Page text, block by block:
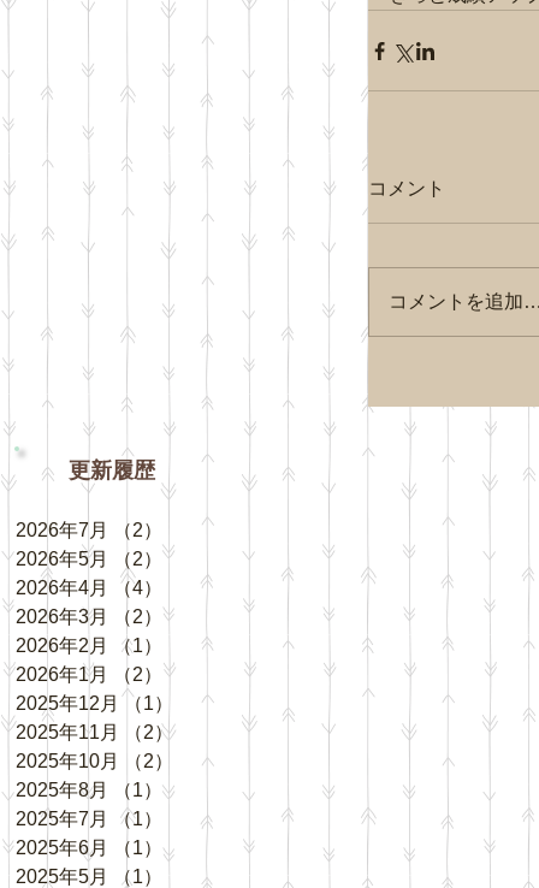
コメント
コメントを追加
更新履歴
2026年7月 （2）
2件の記事
2026年5月
（2） 2件の記事
2026年4月
（4）
4件の記事
2026年3月
（2） 2件の記事
2026年2月
（1）
1件の記事
2026年1月
（2） 2件の記事
2025年12月
（1）
1件の記事
2025年11月
（2）2件の記事
2025年10月
（2）
2件の記事
2025年8月
（1） 1件の記事
2025年7月
（1）
1件の記事
2025年6月
（1） 1件の記事
2025年5月
（1）
1件の記事